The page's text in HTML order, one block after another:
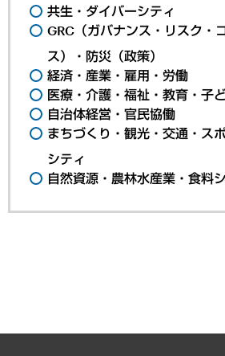
共生・ダイバーシティ
GRC（ガバナンス・リスク・
ス）・防災（政策）
経済・産業・雇用・労働
医療・介護・福祉・教育・子
自治体経営・官民協働
まちづくり・観光・交通・ス
シティ
自然資源・農林水産業・食料